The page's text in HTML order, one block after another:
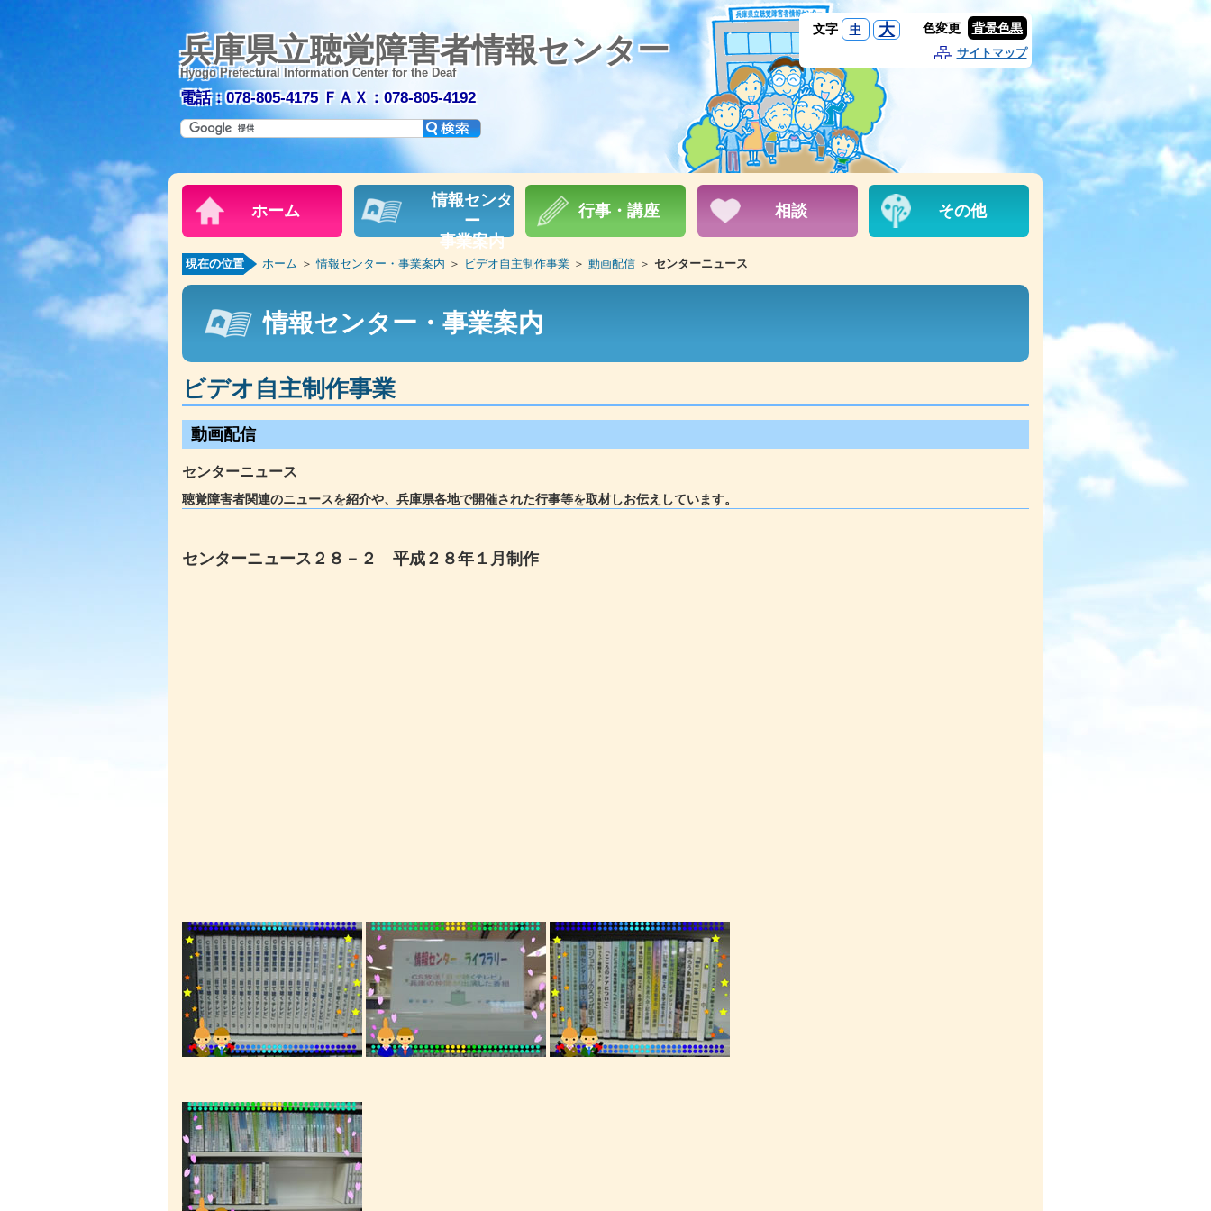
文字 中 大 色変更 背景色黒
サイトマップ
兵庫県立聴覚障害者情報センター
Hyogo Prefectural Information Center for the Deaf
電話：078-805-4175 ＦＡＸ：078-805-4192
ホーム
情報センタ
ー
事業案内
行事・講座 相談 その他
現在の位置 ホーム ＞情報センター・事業案内 ＞ ビデオ自主制作事業 ＞ 動画配信 ＞ センターニュース
情報センター・事業案内
ビデオ自主制作事業
動画配信
センターニュース
聴覚障害者関連のニュースを紹介や、兵庫県各地で開催された行事等を取材しお伝えしています。
センターニュース２８－２ 平成２８年１月制作